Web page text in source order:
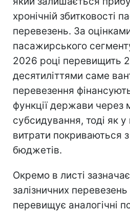
хронічній збитковості
перевезень. За
пасажирського
2026 році перевищить
десятиліттями саме
перевезення
функції держави через
субсидування, тоді як у
витрати покриваються
бюджетів.
Окремо в листі
залізничних
перевищує аналогічні